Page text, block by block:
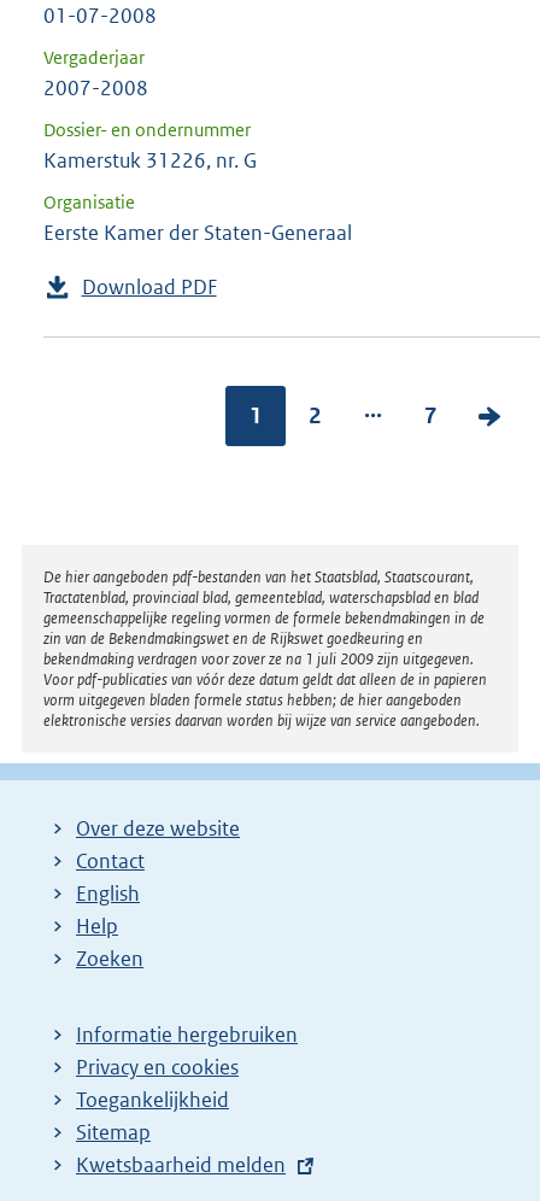
01-07-2008
Vergaderjaar
2007-2008
Dossier- en ondernummer
Kamerstuk 31226, nr. G
Organisatie
Eerste Kamer der Staten-Generaal
Download PDF
1 2 ... 7
V
g
Disclaimer
De hier aangeboden pdf-bestanden van het Staatsblad, Staatscourant,
Tractatenblad, provinciaal blad, gemeenteblad, waterschapsblad en blad
gemeenschappelijke regeling vormen de formele bekendmakingen in de
zin van de Bekendmakingswet en de Rijkswet goedkeuring en
bekendmaking verdragen voor zover ze na 1 juli 2009 zijn uitgegeven.
Voor pdf-publicaties van vóór deze datum geldt dat alleen de in papieren
vorm uitgegeven bladen formele status hebben; de hier aangeboden
elektronische versies daarvan worden bij wijze van service aangeboden.
Over deze website
Contact
English
Help
Zoeken
Informatie hergebruiken
Privacy en cookies
Toegankelijkheid
Sitemap
E
Kwetsbaarheid melden